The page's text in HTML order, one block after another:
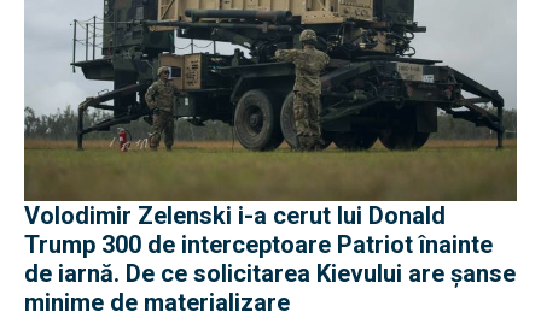
Volodimir Zelenski i-a cerut lui Donald
Trump 300 de interceptoare Patriot înainte
de iarnă. De ce solicitarea Kievului are șanse
minime de materializare